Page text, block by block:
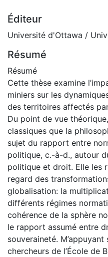
Éditeur
Université d'Ottawa /
Résumé
Résumé
Cette thèse examine
miniers sur les
des territoires affectés
Du point de vue
classiques que la
sujet du rapport entre
politique, c.-à-d., autour
politique et droit. Elle les
regard des
globalisation: la
différents régimes
cohérence de la sphère
le rapport assumé entre
souveraineté.
chercheurs de l’École de